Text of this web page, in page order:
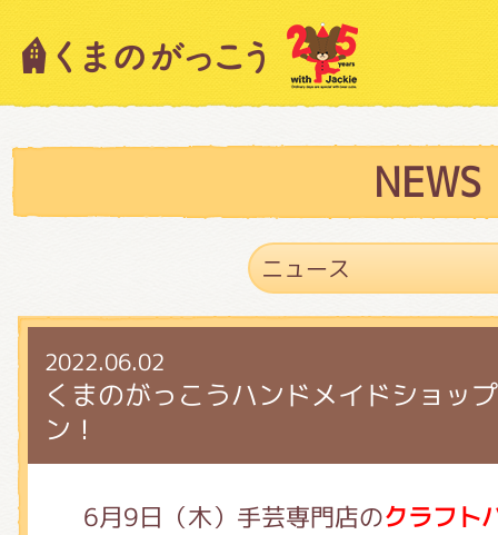
NEWS
2022.06.02
くまのがっこうハンドメイドショッ
ン！
6月9日（木）手芸専門店のクラフト
キャラクター紹介
スタッフブログ
絵本・作家紹介